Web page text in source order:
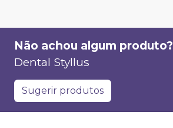
Não achou algum produto?
Dental Styllus
Sugerir produtos